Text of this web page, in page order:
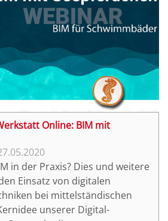
Online: BIM mit
in der Praxis? Dies und weitere
Einsatz von digitalen
bei mittelständischen
unserer Digital-